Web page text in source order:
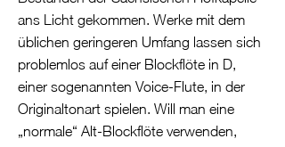
ans Licht gekommen. Werke mit dem
üblichen geringeren Umfang lassen sich
problemlos auf einer Blockflöte in D,
einer sogenannten Voice-Flute, in der
Originaltonart spielen. Will man eine
„normale“ Alt-Blockflöte verwenden,